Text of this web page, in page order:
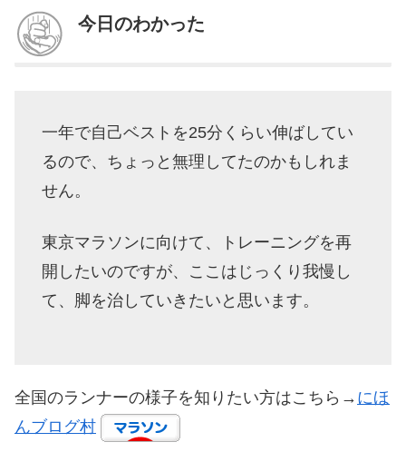
今日のわかった
一年で自己ベストを25分くらい伸ばしてい
るので、ちょっと無理してたのかもしれま
せん。
東京マラソンに向けて、トレーニングを再
開したいのですが、ここはじっくり我慢し
て、脚を治していきたいと思います。
全国のランナーの様子を知りたい方はこちら→ にほ
んブログ村